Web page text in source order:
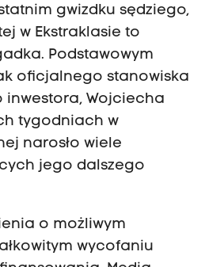
gwizdku sędziego,
w Ekstraklasie to
Podstawowym
oficjalnego stanowiska
inwestora, Wojciecha
tygodniach w
narosło wiele
jego dalszego
o możliwym
wycofaniu